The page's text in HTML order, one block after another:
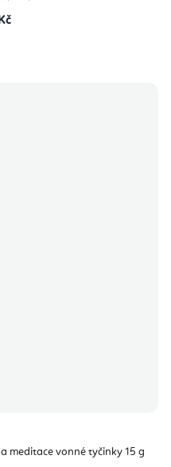
meditace vonné tyčinky 15 g